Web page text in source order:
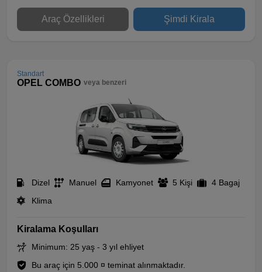
Araç Özellikleri Şimdi Kirala
Standart
OPEL COMBO veya benzeri
Dizel Manuel Kamyonet 5 Kişi
4 Bagaj
Klima
Kiralama Koşulları
Minimum: 25 yaş - 3 yıl ehliyet
Bu araç için 5.000 ¤ teminat alınmaktadır.